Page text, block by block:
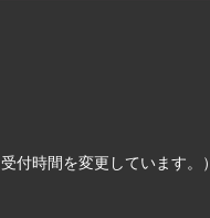
付時間を変更しています。）